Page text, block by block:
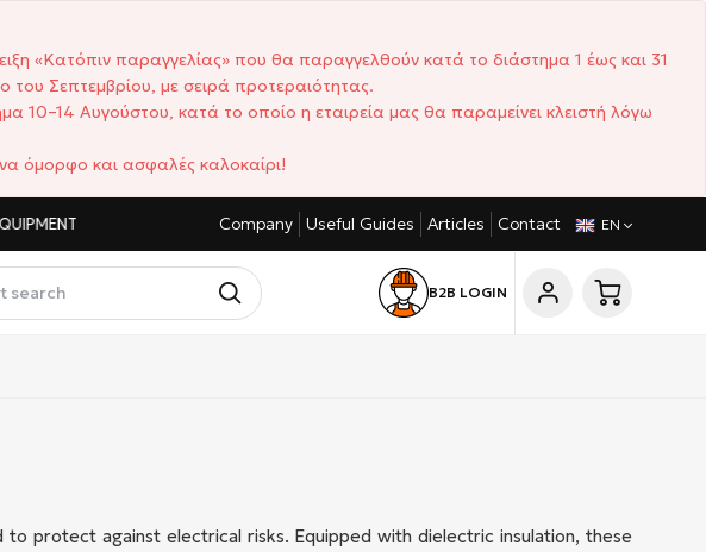
«Κατόπιν παραγγελίας» που θα παραγγελθούν κατά το διάστημα 1 έως και 31
Σεπτεμβρίου, με σειρά προτεραιότητας.
10–14 Αυγούστου, κατά το οποίο η εταιρεία μας θα παραμείνει κλειστή λόγω
όμορφο και ασφαλές καλοκαίρι!
COMPETITIVE PRICES SHORT DELIVERY TIMES
Company Useful Guides Articles Contact EN
B2B LOGIN
protect against electrical risks. Equipped with dielectric insulation, these